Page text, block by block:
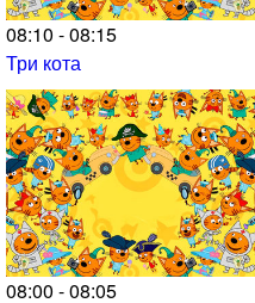
08:10 - 08:15
Три кота
08:00 - 08:05